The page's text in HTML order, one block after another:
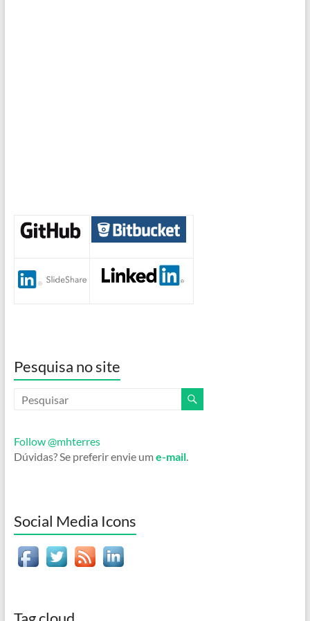
Pesquisa no site
Follow @mhterres
Dúvidas? Se preferir envie ume-mail.
Social Media Icons